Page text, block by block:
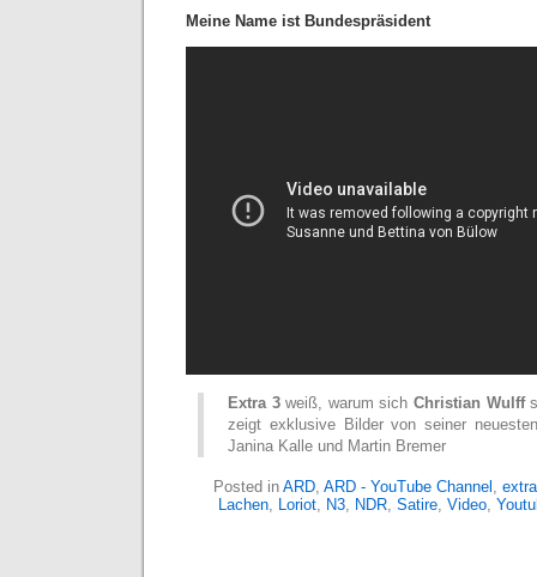
Meine Name ist Bundespräsident
Extra 3weiß, warum sichChristian Wulff
zeigt exklusive Bilder von seiner
Janina Kalle und Martin Bremer
Posted in ARD, ARD - YouTube Channel ,
Lachen, Loriot, N3, NDR, Satire, Video,